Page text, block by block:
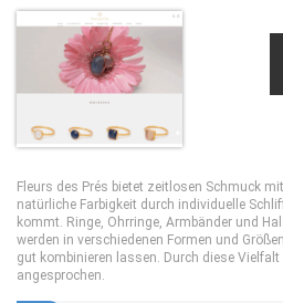
Fleurs des Prés bietet zeitlosen Schmuck
natürliche Farbigkeit durch individuelle
kommt. Ringe, Ohrringe, Armbänder und
werden in verschiedenen Formen und
gut kombinieren lassen. Durch diese
angesprochen.